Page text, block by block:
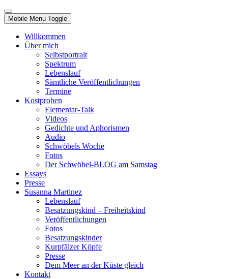
Mobile Menu Toggle
Willkommen
Über mich
Selbstportrait
Spektrum
Lebenslauf
Sämtliche Veröffentlichungen
Termine
Kostproben
Elementar-Talk
Videos
Gedichte und Aphorismen
Audio
Schwöbels Woche
Fotos
Der Schwöbel-BLOG am Samstag
Essays
Presse
Susanna Martinez
Lebenslauf
Besatzungskind – Freiheitskind
Veröffentlichungen
Fotos
Besatzungskinder
Kurpfälzer Köpfe
Presse
Dem Meer an der Küste gleich
Kontakt